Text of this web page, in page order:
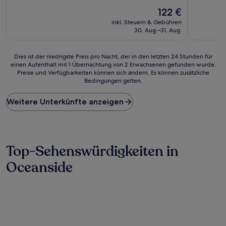
Der
Preis
beträgt
122 €
inkl. Steuern & Gebühren
30. Aug.–31. Aug.
Dies
ist
Preis
pro
Nacht,
letzten
24 Stunden
für
einen
Dies ist der niedrigste Preis pro Nacht, der in den letzten 24 Stunden für
einen Aufenthalt mit 1 Übernachtung von 2 Erwachsenen gefunden wurde.
Preise und Verfügbarkeiten können sich ändern. Es können zusätzliche
Bedingungen gelten.
Weitere Unterkünfte anzeigen
Top-Sehenswürdigkeiten in
Oceanside